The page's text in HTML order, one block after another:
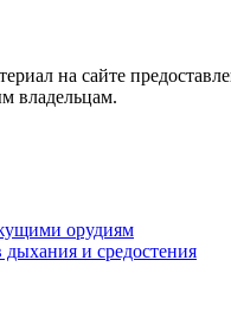
на сайте
владельцам.
орудиям
дыхания и средостения